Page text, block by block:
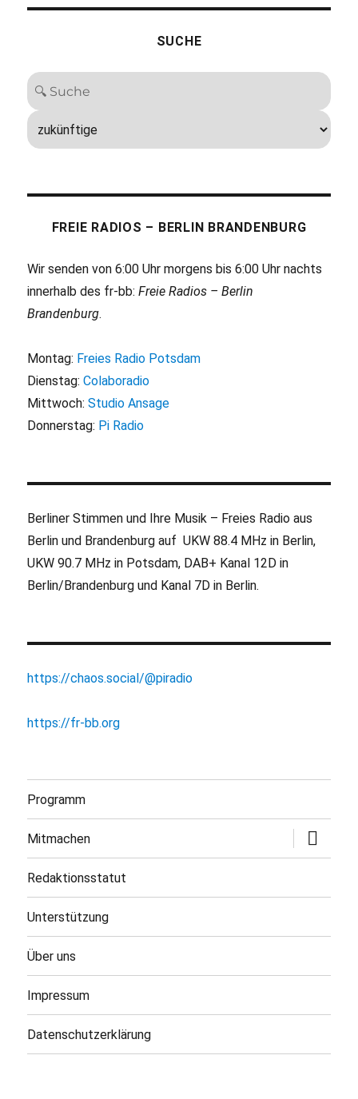
SUCHE
FREIE RADIOS – BERLIN BRANDENBURG
Wir senden von 6:00 Uhr morgens bis 6:00 Uhr nachts
innerhalb des fr-bb:Freie Radios – Berlin
Brandenburg.
Montag: Freies Radio Potsdam
Dienstag:Colaboradio
Mittwoch:Studio Ansage
Donnerstag: Pi Radio
Berliner Stimmen und Ihre Musik – Freies Radio aus
Berlin und Brandenburg auf UKW 88.4 MHz in Berlin,
UKW 90.7 MHz in Potsdam, DAB+ Kanal 12D in
Berlin/Brandenburg und Kanal 7D in Berlin.
https://chaos.social/@piradio
https://fr-bb.org
Programm
Mitmachen
öffnen
Redaktionsstatut
Unterstützung
Über uns
Impressum
Datenschutzerklärung